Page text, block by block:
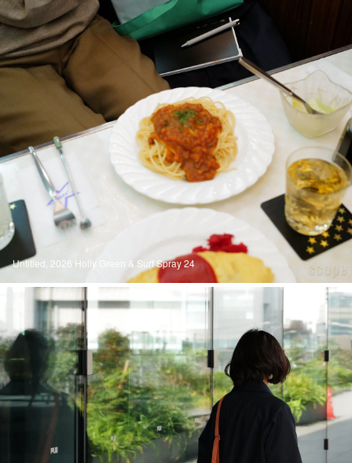
Untitled, 2026 Holly Green & Surf Spray 24